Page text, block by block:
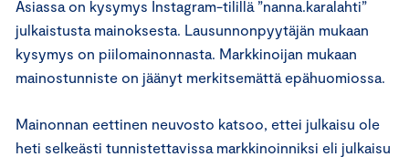
Asiassa on kysymys Instagram-tilillä ”nanna.karalahti”
julkaistusta mainoksesta. Lausunnonpyytäjän mukaan
kysymys on piilomainonnasta. Markkinoijan mukaan
mainostunniste on jäänyt merkitsemättä epähuomiossa.
Mainonnan eettinen neuvosto katsoo, ettei julkaisu ole
heti selkeästi tunnistettavissa markkinoinniksi eli julkaisu